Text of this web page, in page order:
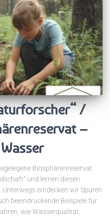
/
–
Biosphärenreservat
und lernen diesen
entdecken wir Spuren
beeindruckende Beispiele für
wie Wasserqualität,